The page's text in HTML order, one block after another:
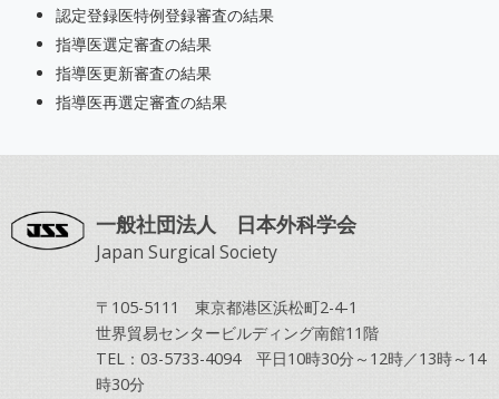
認定登録医特例登録審査の結果
指導医選定審査の結果
指導医更新審査の結果
指導医再選定審査の結果
一般社団法人 日本外科学会
Japan Surgical Society
〒105-5111 東京都港区浜松町2-4-1
世界貿易センタービルディング南館11階
TEL：03-5733-4094 平日10時30分～12時／13時～14
時30分